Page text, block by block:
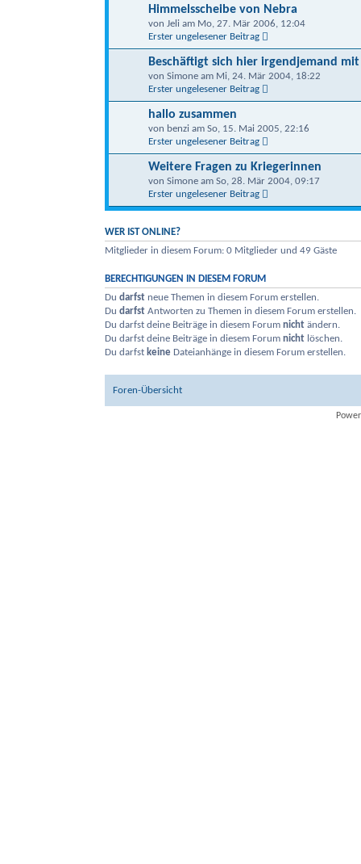
Himmelsscheibe von Nebra
von Jeli am Mo, 27. Mär 2006, 12:04
Erster ungelesener Beitrag
Beschäftigt sich hier irgendjemand
von Simone am Mi, 24. Mär 2004, 18:22
Erster ungelesener Beitrag
hallo zusammen
von benzi am So, 15. Mai 2005, 22:16
Erster ungelesener Beitrag
Weitere Fragen zu Kriegerinnen
von Simone am So, 28. Mär 2004, 09:17
Erster ungelesener Beitrag
WER IST ONLINE?
Mitglieder in diesem Forum: 0 Mitglieder und 49 Gäste
BERECHTIGUNGEN IN DIESEM FORUM
Du darfst neue Themen in diesem Forum erstellen.
Du darfst Antworten zu Themen in diesem Forum erstellen.
Du darfst deine Beiträge in diesem Forum nicht ändern.
Du darfst deine Beiträge in diesem Forum nicht löschen.
Du darfst keine Dateianhänge in diesem Forum erstellen.
Foren-Übersicht